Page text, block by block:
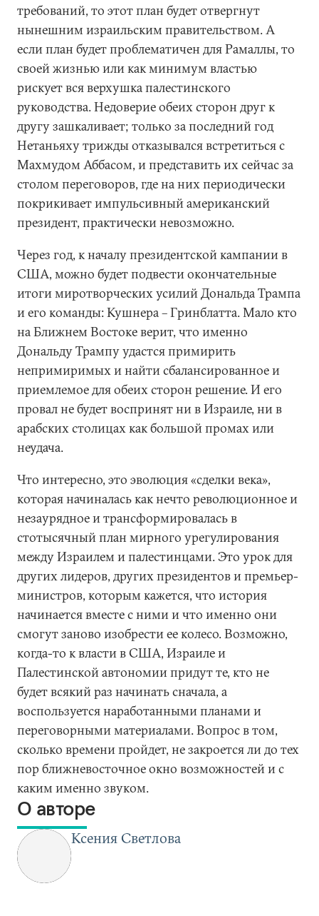
требований, то этот план будет отвергнут
нынешним израильским правительством. А
если план будет проблематичен для Рамаллы, то
своей жизнью или как минимум властью
рискует вся верхушка палестинского
руководства. Недоверие обеих сторон друг к
другу зашкаливает; только за последний год
Нетаньяху трижды отказывался встретиться с
Махмудом Аббасом, и представить их сейчас за
столом переговоров, где на них периодически
покрикивает импульсивный американский
президент, практически невозможно.
Через год, к началу президентской кампании в
США, можно будет подвести окончательные
итоги миротворческих усилий Дональда Трампа
и его команды: Кушнера – Гринблатта. Мало кто
на Ближнем Востоке верит, что именно
Дональду Трампу удастся примирить
непримиримых и найти сбалансированное и
приемлемое для обеих сторон решение. И его
провал не будет воспринят ни в Израиле, ни в
арабских столицах как большой промах или
неудача.
Что интересно, это эволюция «сделки века»,
которая начиналась как нечто революционное и
незаурядное и трансформировалась в
стотысячный план мирного урегулирования
между Израилем и палестинцами. Это урок для
других лидеров, других президентов и премьер-
министров, которым кажется, что история
начинается вместе с ними и что именно они
смогут заново изобрести ее колесо. Возможно,
когда-то к власти в США, Израиле и
Палестинской автономии придут те, кто не
будет всякий раз начинать сначала, а
воспользуется наработанными планами и
переговорными материалами. Вопрос в том,
сколько времени пройдет, не закроется ли до тех
пор ближневосточное окно возможностей и с
каким именно звуком.
О авторе
Ксения Светлова